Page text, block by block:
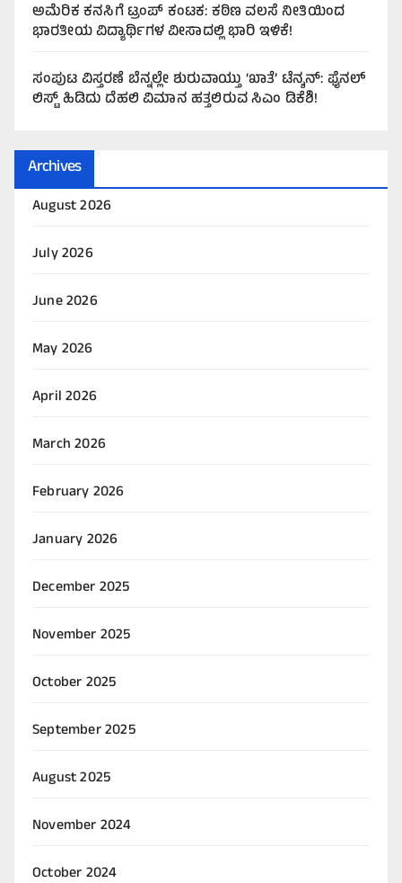
ಅಮೆರಿಕ ಕನಸಿಗೆ ಟ್ರಂಪ್ ಕಂಟಕ: ಕಠಿಣ ವಲಸೆ ನೀತಿಯಿಂದ
ಭಾರತೀಯ ವಿದ್ಯಾರ್ಥಿಗಳ ವೀಸಾದಲ್ಲಿ ಭಾರಿ ಇಳಿಕೆ!
ಸಂಪುಟ ವಿಸ್ತರಣೆ ಬೆನ್ನಲ್ಲೇ ಶುರುವಾಯ್ತು ‘ಖಾತೆ’ ಟೆನ್ಶನ್: ಫೈನಲ್
ಲಿಸ್ಟ್ ಹಿಡಿದು ದೆಹಲಿ ವಿಮಾನ ಹತ್ತಲಿರುವ ಸಿಎಂ ಡಿಕೆಶಿ!
Archives
August 2026
July 2026
June 2026
May 2026
April 2026
March 2026
February 2026
January 2026
December 2025
November 2025
October 2025
September 2025
August 2025
November 2024
October 2024